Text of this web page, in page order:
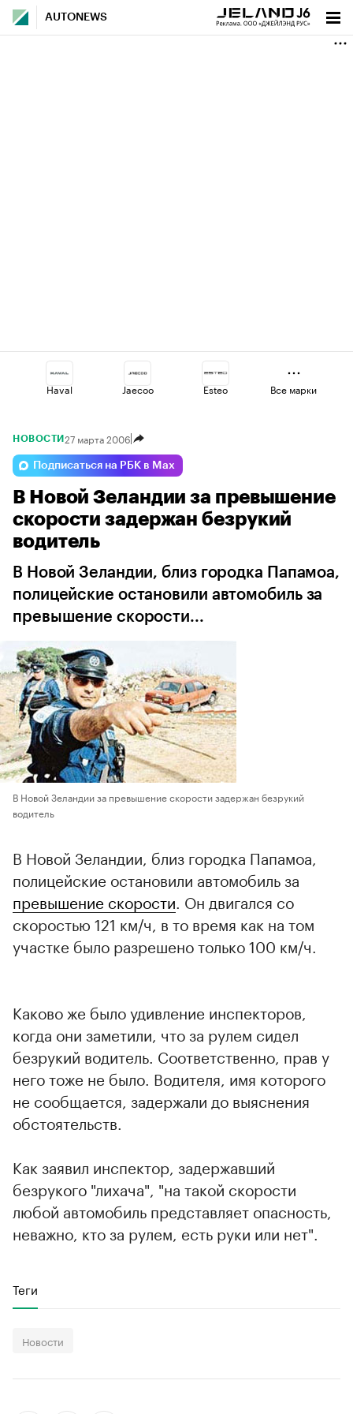
AUTONEWS
Haval Jaecoo Esteo
Lada Geely
Changan Voyah Omoda
Все марки
НОВОСТИ 27 марта 2006
Подписаться на РБК в Max
В Новой Зеландии за превышение
скорости задержан безрукий
водитель
В Новой Зеландии, близ городка Папамоа,
полицейские остановили автомобиль за
превышение скорости...
В Новой Зеландии за превышение скорости задержан безрукий
водитель
В Новой Зеландии, близ городка Папамоа,
полицейские остановили автомобиль за
превышение скорости. Он двигался со
скоростью 121 км/ч, в то время как на том
участке было разрешено только 100 км/ч.
Каково же было удивление инспекторов,
когда они заметили, что за рулем сидел
безрукий водитель. Соответственно, прав у
него тоже не было. Водителя, имя которого
не сообщается, задержали до выяснения
обстоятельств.
Как заявил инспектор, задержавший
безрукого "лихача", "на такой скорости
любой автомобиль представляет опасность,
неважно, кто за рулем, есть руки или нет".
Теги
Новости